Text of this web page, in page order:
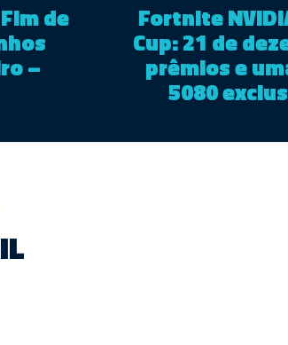
de
–
Fortnite
Cup: 21 de
prêmios e
5080